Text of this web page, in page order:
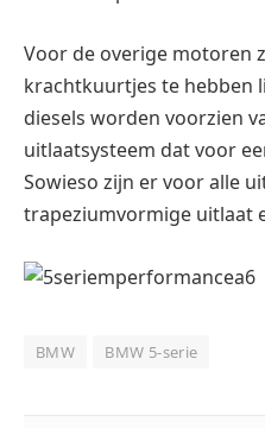
Voor de overige motoren
krachtkuurtjes te hebben
diesels worden voorzien
uitlaatsysteem dat voor
Sowieso zijn er voor alle
trapeziumvormige uitlaat
BMW BMW 5-serie